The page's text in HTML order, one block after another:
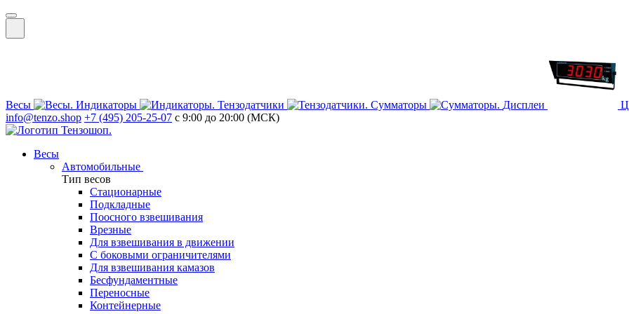
Весы Индикаторы Тензодатчики Сумматоры Дисплеи
info@tenzo.shop +7 (495) 205-25-07 с 9:00 до 20:00 (МСК)
Весы
Автомобильные
Тип весов
Стационарные
Подкладные
Поосного взвешивания
Врезные
Для взвешивания в движении
С боковыми ограничителями
Для взвешивания камазов
Бесфундаментные
Переносные
Контейнерные